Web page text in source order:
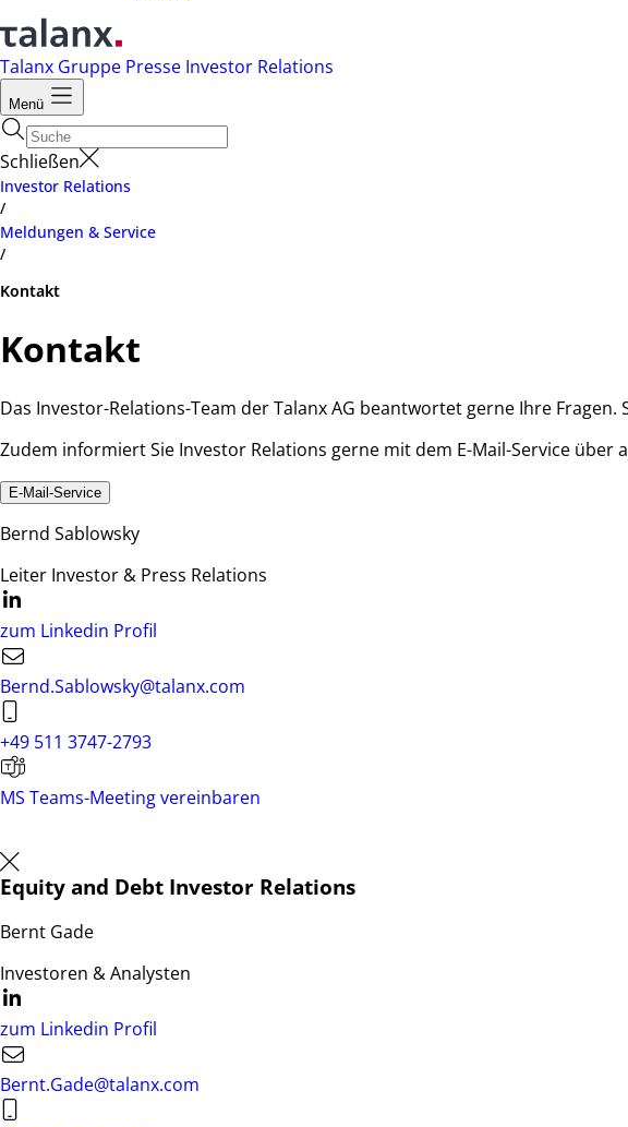
Talanx Gruppe Presse Investor Relations
Menü
Schließen
Investor Relations
/
Meldungen & Service
/
Kontakt
Kontakt
Das Investor-Relations-Team der Talanx AG beantwortet gerne Ihre
Zudem informiert Sie Investor Relations gerne mit dem E-Mail-Service
E-Mail-Service
Bernd Sablowsky
Leiter Investor & Press Relations
zum Linkedin Profil
Bernd.Sablowsky@talanx.com
+49 511 3747-2793
MS Teams-Meeting vereinbaren
Equity and Debt Investor Relations
Bernt Gade
Investoren & Analysten
zum Linkedin Profil
Bernt.Gade@talanx.com